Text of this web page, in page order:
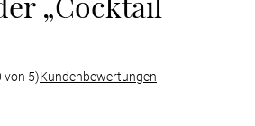
von 5)Kundenbewertungen